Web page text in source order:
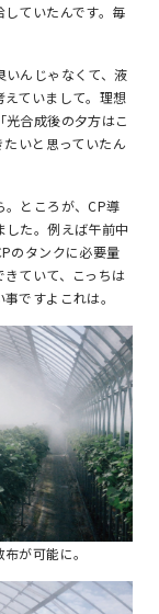
ていたんです。毎
んじゃなくて、液
ていまして。理想
合成後の夕方はこ
いと思っていたん
。ところが、CP導
した。例えば午前中
のタンクに必要量
ていて、こっちは
ですよこれは。
が可能に。